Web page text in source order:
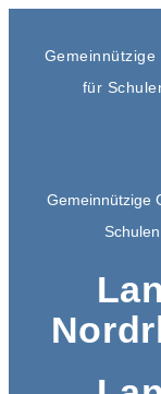
Gemeinnützige
für
Gemeinnützige